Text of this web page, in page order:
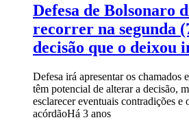
Defesa de Bolsonaro
recorrer na segunda
decisão que o deixou
Defesa irá apresentar os chamados
têm potencial de alterar a decisão,
esclarecer eventuais contradições e
acórdãoHá 3 anos